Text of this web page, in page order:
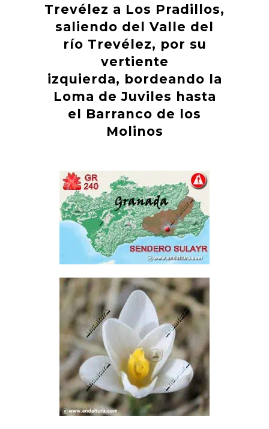
Trevélez a Los Pradillos,
saliendo del Valle del
río Trevélez, por su
vertiente
izquierda, bordeando la
Loma de Juviles hasta
el Barranco de los
Molinos